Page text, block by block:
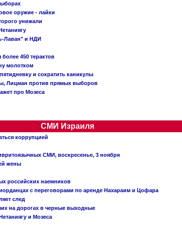
оружие - лайки
унижали
Лаван" и НДИ
450 терактов
молотком
и сократить каникулы
Лицман против прямых выборов
про Мозеса
СМИ Израиля
коррупцией
СМИ, воскресенье, 3 ноября
жены
российских наемников
с переговорами по аренде Нахараим и Цофара
след
на дорогах в черные выходные
и Мозеса